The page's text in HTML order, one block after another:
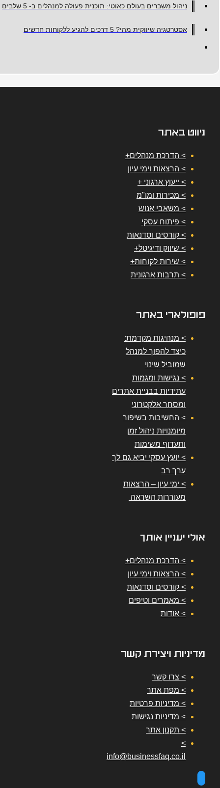
ניהול משברים בעולם כאוטי: תוכנית פעולה למנהלים ב- 5 שלבים
אסטרטגיה שיווקית מהי? 5 דרכים להגיע ללקוחות חדשים
ניווט באתר
> הדרכת מנהלים+
> הרצאות וימי עיון
> ייעוץ ארגוני +
> מכירות ומו"מ
> משאבי אנוש
> פיתוח עסקי
> קורסים וסדנאות
> שיווק ודיגיטל+
> שירות לקוחות+
> תרבות ארגונית
פופולארי באתר
> מנהיגות מקדמת:
כיצד להפוך למנהל
שמוביל שינוי
> נגישות ומגמות
עתידיות בבניית אתרים
ומסחר אלקטרוני
> החשיבות בשיפור
מיומנויות ניהול זמן
ותעדוף משימות
> יועץ עסקי יביא גם לך
ערך רב
> ימי עיון – הרצאות
מעוררות השראה
אולי יעניין אותך
> הדרכת מנהלים+
> הרצאות וימי עיון
> קורסים וסדנאות
> מאמרים וטיפים
> אודות
מדיניות ויצירת קשר
> צרו קשר
> מפת אתר
> מדיניות פרטיות
> מדיניות נגישות
> תקנון אתר
>
info@businessfaq.co.il